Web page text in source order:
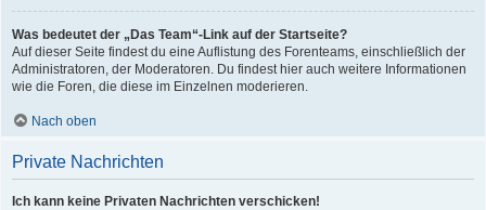
Was bedeutet der „Das Team“-Link auf der Startseite?
Auf dieser Seite findest du eine Auflistung des Forenteams, einschließlich der
Administratoren, der Moderatoren. Du findest hier auch weitere Informationen
wie die Foren, die diese im Einzelnen moderieren.
Nach oben
Private Nachrichten
Ich kann keine Privaten Nachrichten verschicken!